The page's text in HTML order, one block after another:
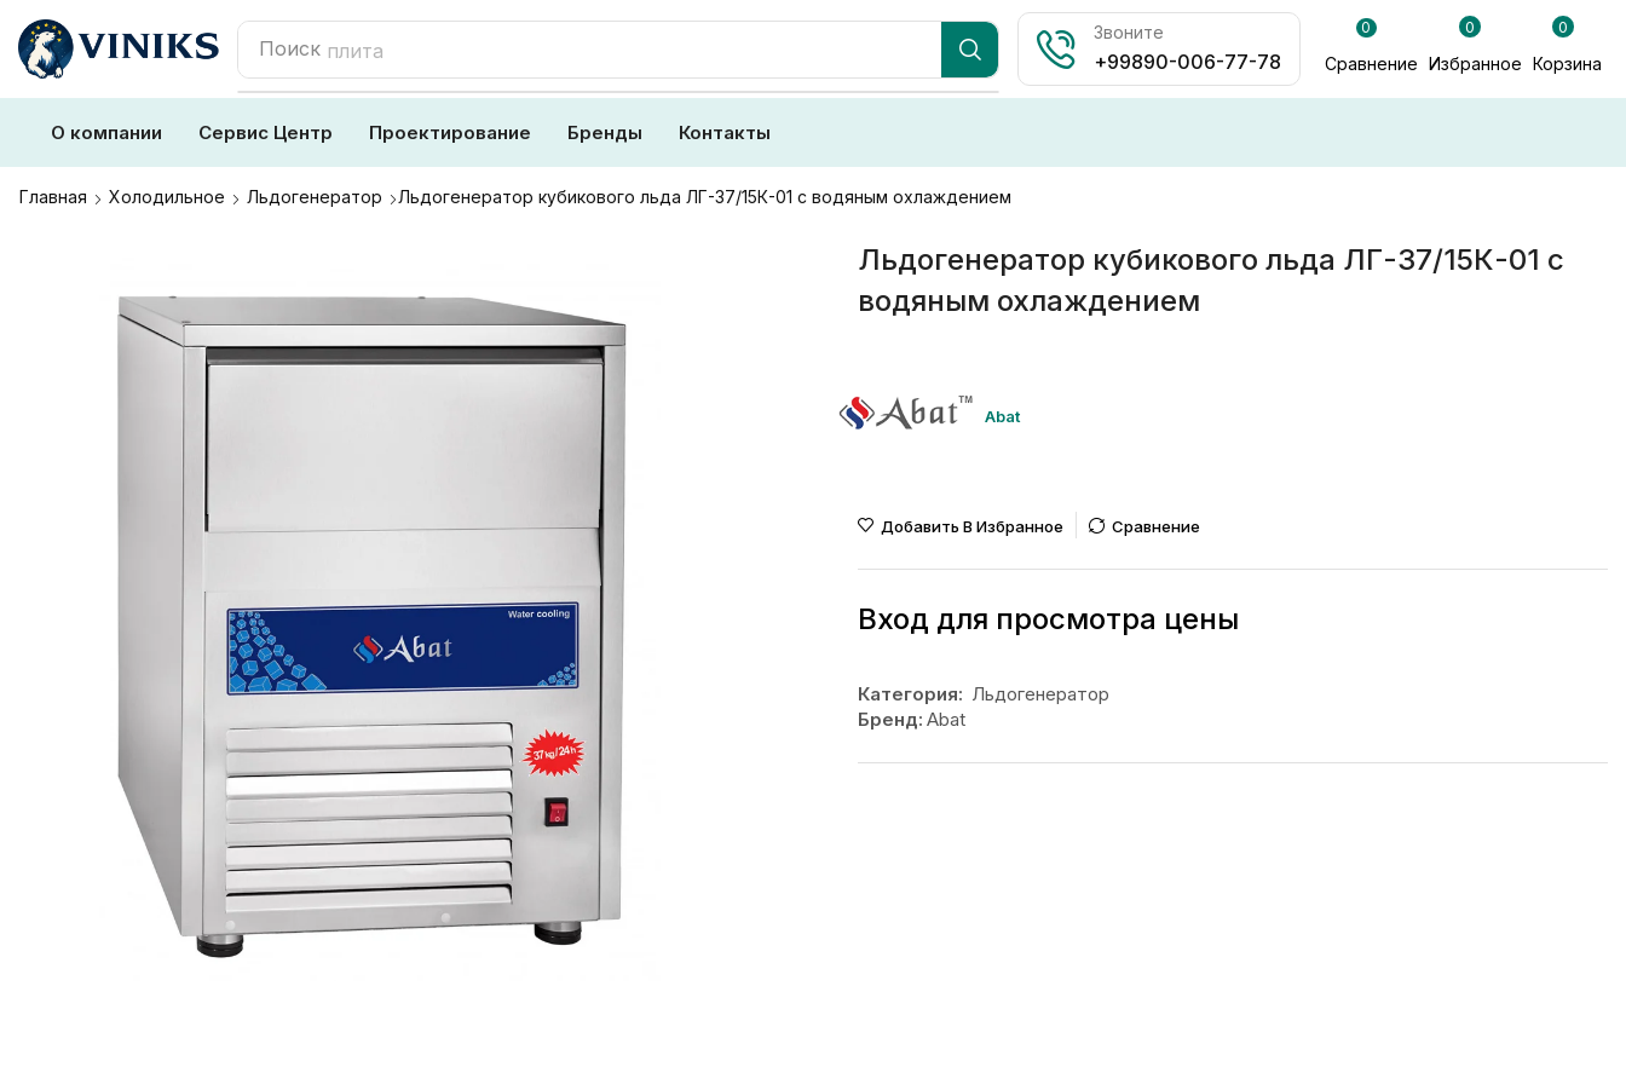
Поиск плита
Звоните
+99890-006-77-78
0
Сравнение
0
Избранное
0
Корзина
О компании Сервис Центр Проектирование Бренды Контакты
Главная Холодильное Льдогенератор Льдогенератор кубикового льда ЛГ-37/15К-01 с водяным охлаждением
Льдогенератор кубикового льда ЛГ-37/15К-01 с
водяным охлаждением
Abat
Добавить В Избранное Сравнение
Вход для просмотра цены
Категория: Льдогенератор
Бренд: Abat